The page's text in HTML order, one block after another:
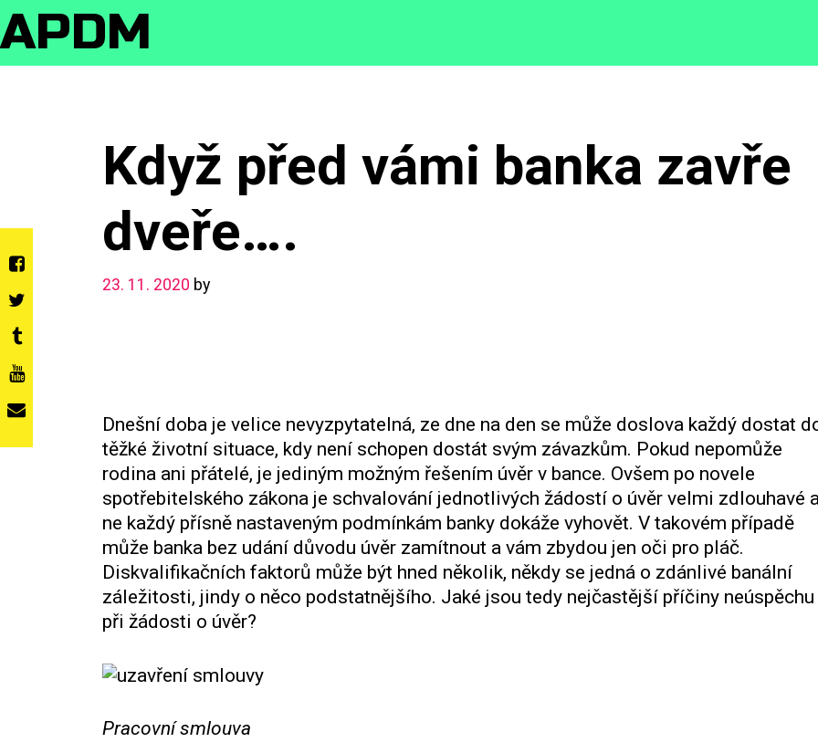
Skip
to
content
APDM
Když před vámi banka zavře
dveře….
23. 11. 2020 by
Dnešní doba je velice nevyzpytatelná, ze dne na den se může doslova každý dostat
těžké životní situace, kdy není schopen dostát svým závazkům. Pokud nepomůže
rodina ani přátelé, je jediným možným řešením úvěr v bance. Ovšem po novele
spotřebitelského zákona je schvalování jednotlivých žádostí o úvěr velmi zdlouhavé
ne každý přísně nastaveným podmínkám banky dokáže vyhovět. V takovém případě
může banka bez udání důvodu úvěr zamítnout a vám zbydou jen oči pro pláč.
Diskvalifikačních faktorů může být hned několik, někdy se jedná o zdánlivé banální
záležitosti, jindy o něco podstatnějšího. Jaké jsou tedy nejčastější příčiny neúspěchu
při žádosti o úvěr?
Pracovní smlouva